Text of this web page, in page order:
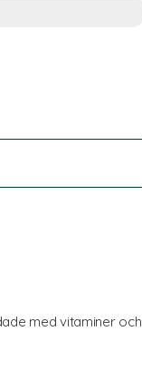
med vitaminer och